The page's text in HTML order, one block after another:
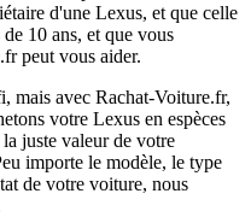
d'une Lexus, et que celle
10 ans, et que vous
peut vous aider.
mais avec Rachat-Voiture.fr,
votre Lexus en espèces
juste valeur de votre
importe le modèle, le type
de votre voiture, nous